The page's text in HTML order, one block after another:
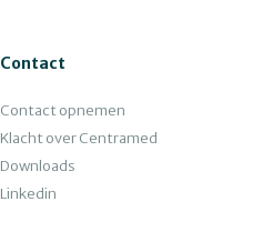
Contact
Contact opnemen
Klacht over Centramed
Downloads
Linkedin